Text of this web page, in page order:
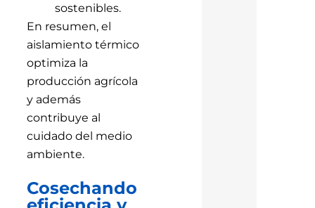
sostenibles.
En resumen, el
aislamiento térmico
optimiza la
producción agrícola
y además
contribuye al
cuidado del medio
ambiente.
Cosechando